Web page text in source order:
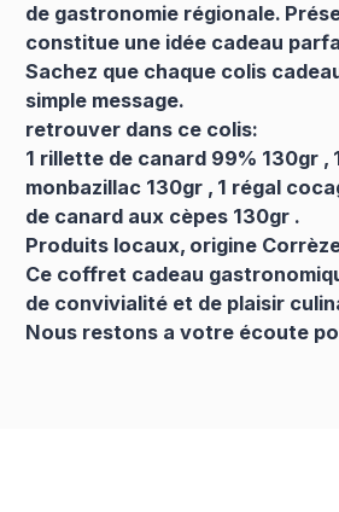
de gastronomie régionale.
constitue une idée cadeau
Sachez que chaque colis
simple message.
retrouver dans ce colis:
1 rillette de canard 99% 130gr ,
monbazillac 130gr , 1 régal
de canard aux cèpes 130gr .
Produits locaux, origine
Ce coffret cadeau
de convivialité et de plaisir
Nous restons a votre écoute